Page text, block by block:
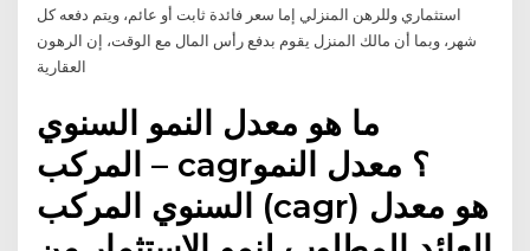
استثماري وللرهن المنزلي إما سعر فائدة ثابت أو عائم، ويتم دفعه كل
شهر، وبما أن مالك المنزل يقوم بدفع رأس المال مع الوقت، إن الرهون
العقارية
ما هو معدل النمو السنوي
المركب – cagr؟ معدل النمو
السنوي المركب (cagr) هو معدل